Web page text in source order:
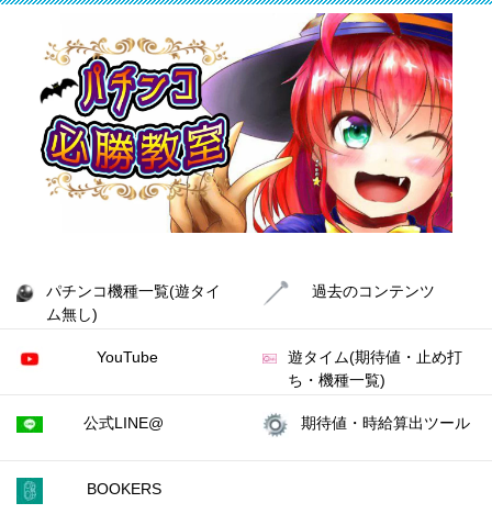
パチンコ機種一覧(遊タイ
ム無し)
過去のコンテンツ
YouTube
遊タイム(期待値・止め打
ち・機種一覧)
公式LINE@ 期待値・時給算出ツール
BOOKERS